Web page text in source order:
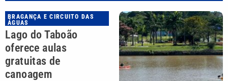
BRAGANÇA E CIRCUITO DAS
ÁGUAS
Lago do Taboão
oferece aulas
gratuitas de
canoagem